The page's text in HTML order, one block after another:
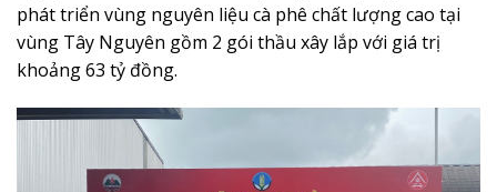
phát triển vùng nguyên liệu cà phê chất lượng cao tại
vùng Tây Nguyên gồm 2 gói thầu xây lắp với giá trị
khoảng 63 tỷ đồng.